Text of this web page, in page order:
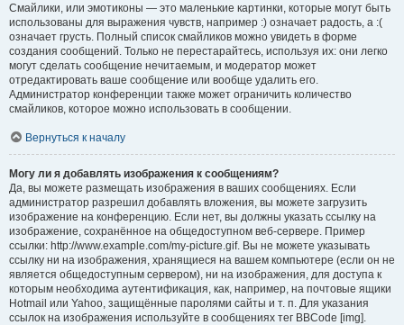
Смайлики, или эмотиконы — это маленькие картинки, которые могут быть
использованы для выражения чувств, например :) означает радость, а :(
означает грусть. Полный список смайликов можно увидеть в форме
создания сообщений. Только не перестарайтесь, используя их: они легко
могут сделать сообщение нечитаемым, и модератор может
отредактировать ваше сообщение или вообще удалить его.
Администратор конференции также может ограничить количество
смайликов, которое можно использовать в сообщении.
Вернуться к началу
Могу ли я добавлять изображения к сообщениям?
Да, вы можете размещать изображения в ваших сообщениях. Если
администратор разрешил добавлять вложения, вы можете загрузить
изображение на конференцию. Если нет, вы должны указать ссылку на
изображение, сохранённое на общедоступном веб-сервере. Пример
ссылки: http://www.example.com/my-picture.gif. Вы не можете указывать
ссылку ни на изображения, хранящиеся на вашем компьютере (если он не
является общедоступным сервером), ни на изображения, для доступа к
которым необходима аутентификация, как, например, на почтовые ящики
Hotmail или Yahoo, защищённые паролями сайты и т. п. Для указания
ссылок на изображения используйте в сообщениях тег BBCode [img].